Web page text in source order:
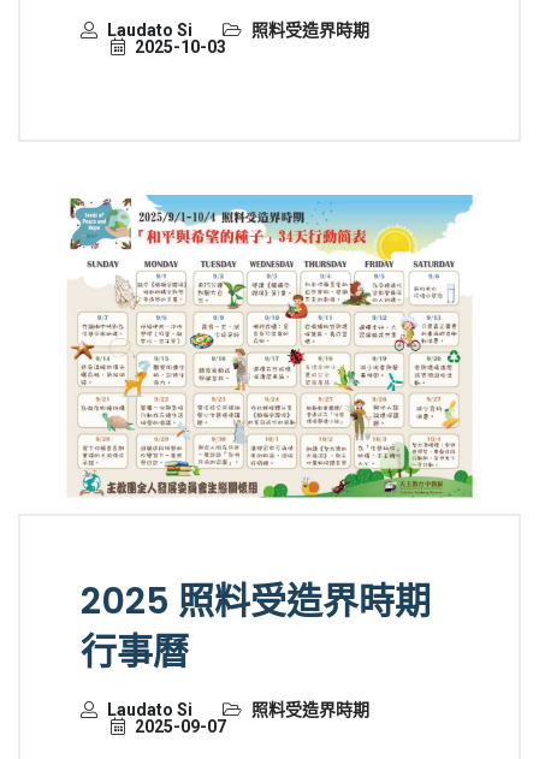
Laudato Si
照料受造界時期
2025-10-03
2025 照料受造界時期
行事曆
Laudato Si
照料受造界時期
2025-09-07